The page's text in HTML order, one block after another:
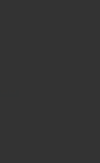
ラブ